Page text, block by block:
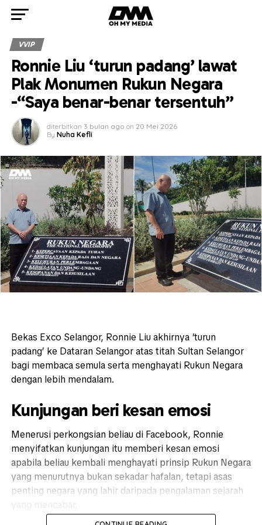
VVIP
Ronnie Liu ‘turun padang’ lawat
Plak Monumen Rukun Negara
-“Saya benar-benar tersentuh”
diterbitkan 3 bulan ago on 20 Mei 2026
By Nuha Kefli
Bekas Exco Selangor, Ronnie Liuakhirnya ‘turun
padang’ ke Dataran Selangor atas titah Sultan Selangor
bagi membaca semula serta menghayati Rukun Negara
dengan lebih mendalam.
Kunjungan beri kesan emosi
Menerusi perkongsian beliau di Facebook, Ronnie
menyifatkan kunjungan itu memberi kesan emosi
apabila beliau kembali menghayati prinsip Rukun Negara
yang menurutnya bukan sekadar hafalan, tetapi asas
penting negara yang lahir daripada pengalaman sejarah